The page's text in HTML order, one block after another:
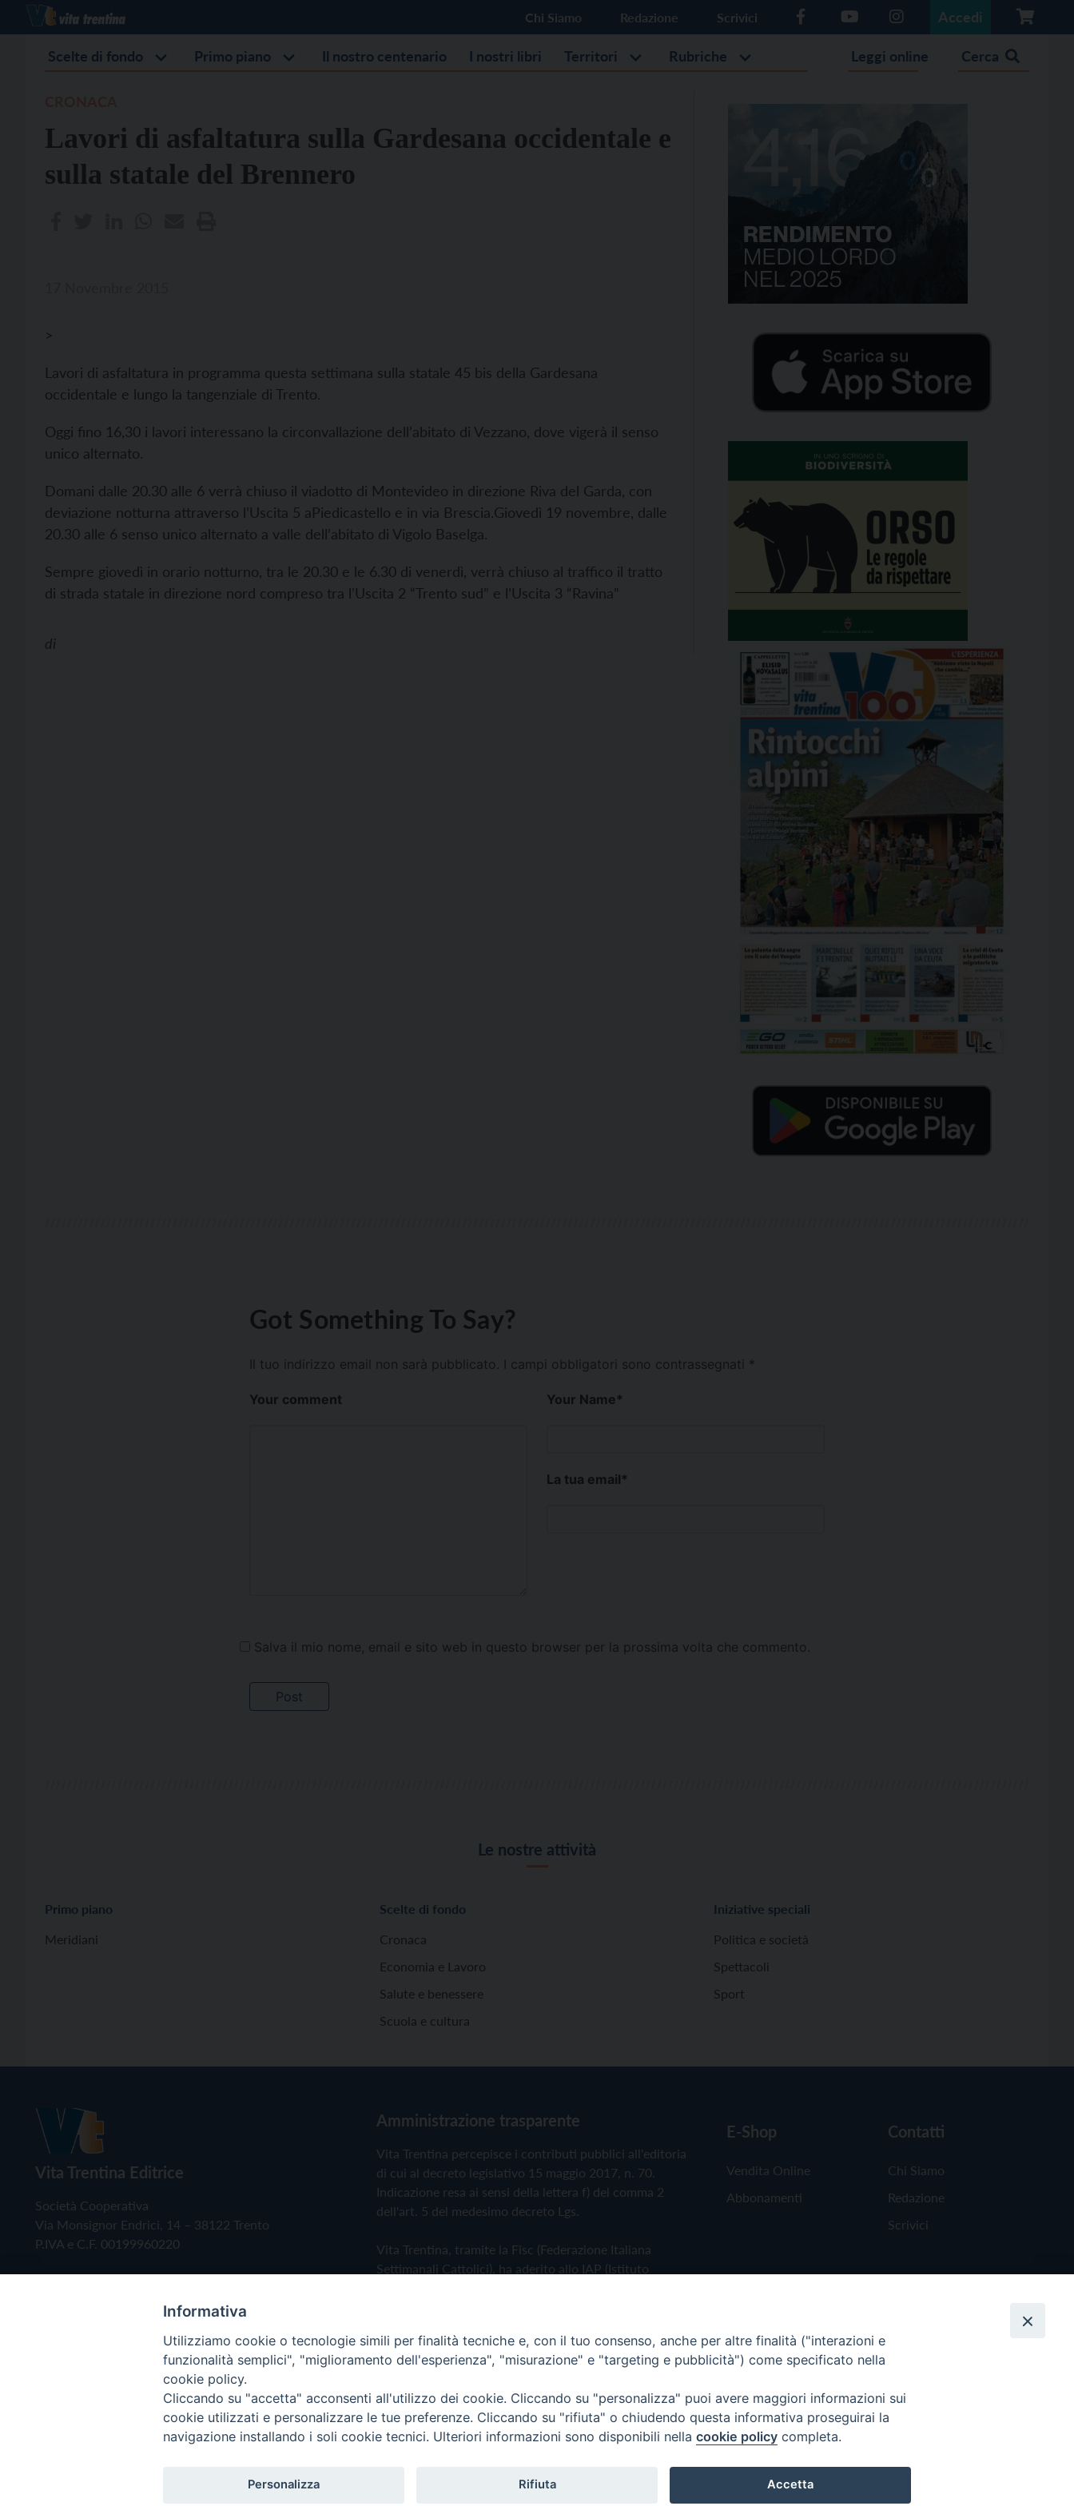
Chi Siamo Redazione Scrivici Accedi
Scelte di fondo Primo piano Il nostro centenario I nostri libri Territori Rubriche Leggi online Cerca
Lavori di asfaltatura sulla Gardesana occidentale e
sulla statale del Brennero
>
Lavori di asfaltatura in programma questa settimana sulla statale 45 bis della Gardesana
occidentale e lungo la tangenziale di Trento.
Oggi fino 16,30 i lavori interessano la circonvallazione dell’abitato di Vezzano, dove vigerà il senso
unico alternato.
Domani dalle 20.30 alle 6 verrà chiuso il viadotto di Montevideo in direzione Riva del Garda, con
deviazione notturna attraverso l’Uscita 5 aPiedicastello e in via Brescia.Giovedì 19 novembre, dalle
20.30 alle 6 senso unico alternato a valle dell’abitato di Vigolo Baselga.
Sempre giovedì in orario notturno, tra le 20.30 e le 6.30 di venerdì, verrà chiuso al traffico il tratto
di strada statale in direzione nord compreso tra l’Uscita 2 “Trento sud” e l’Uscita 3 “Ravina”
di
Got Something To Say?
Il tuo indirizzo email non sarà pubblicato. I campi obbligatori sono contrassegnati *
Your comment Your Name*
La tua email*
Salva il mio nome, email e sito web in questo browser per la prossima volta che commento.
Le nostre attività
Primo piano
Meridiani
Scelte di fondo
Cronaca
Economia e Lavoro
Salute e benessere
Scuola e cultura
Iniziative speciali
Politica e società
Spettacoli
Sport
Vita Trentina Editrice
Società Cooperativa
Via Monsignor Endrici, 14 – 38122 Trento
P.IVA e C.F. 00199960220
Amministrazione trasparente
Vita Trentina percepisce i contributi pubblici all'editoria
di cui al decreto legislativo 15 maggio 2017, n. 70.
Indicazione resa ai sensi della lettera f) del comma 2
dell'art. 5 del medesimo decreto Lgs.
Vita Trentina, tramite la Fisc (Federazione Italiana
Settimanali Cattolici), ha aderito allo IAP (Istituto
Privacy Policy Cookie Policy
E-Shop
Vendita Online
Abbonamenti
Contatti
Chi Siamo
Redazione
Scrivici
Copyright © 2019 - Tutti i diritti riservati - Vita Trentina Editrice
Informativa
Utilizziamo cookie o tecnologie simili per finalità tecniche e, con il tuo consenso, anche per altre finalità ("interazioni e
funzionalità semplici", "miglioramento dell'esperienza", "misurazione" e "targeting e pubblicità") come specificato nella
cookie policy.
Cliccando su "accetta" acconsenti all'utilizzo dei cookie. Cliccando su "personalizza" puoi avere maggiori informazioni sui
cookie utilizzati e personalizzare le tue preferenze. Cliccando su "rifiuta" o chiudendo questa informativa proseguirai la
navigazione installando i soli cookie tecnici. Ulteriori informazioni sono disponibili nella cookie policy completa.
Personalizza Rifiuta Accetta